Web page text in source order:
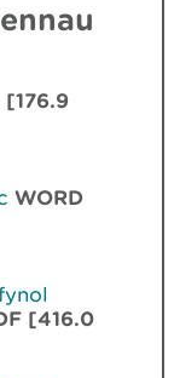
[176.9
WORD
[416.0